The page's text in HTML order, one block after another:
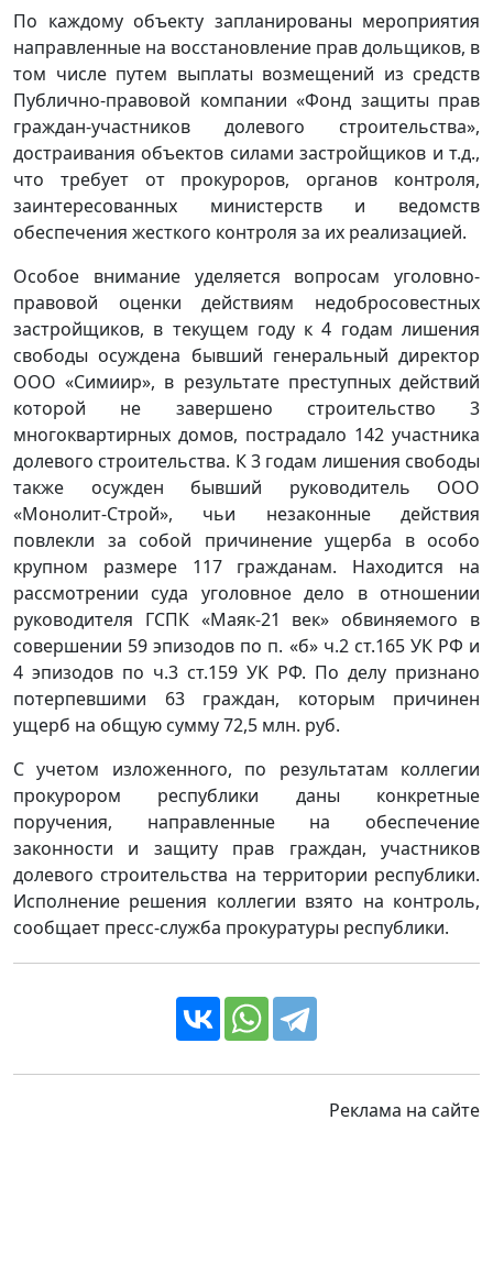
По каждому объекту запланированы мероприятия
направленные на восстановление прав дольщиков, в
том числе путем выплаты возмещений из средств
Публично-правовой компании «Фонд защиты прав
граждан-участников долевого строительства»,
достраивания объектов силами застройщиков и т.д.,
что требует от прокуроров, органов контроля,
заинтересованных министерств и ведомств
обеспечения жесткого контроля за их реализацией.
Особое внимание уделяется вопросам уголовно-
правовой оценки действиям недобросовестных
застройщиков, в текущем году к 4 годам лишения
свободы осуждена бывший генеральный директор
ООО «Симиир», в результате преступных действий
которой не завершено строительство 3
многоквартирных домов, пострадало 142 участника
долевого строительства. К 3 годам лишения свободы
также осужден бывший руководитель ООО
«Монолит-Строй», чьи незаконные действия
повлекли за собой причинение ущерба в особо
крупном размере 117 гражданам. Находится на
рассмотрении суда уголовное дело в отношении
руководителя ГСПК «Маяк-21 век» обвиняемого в
совершении 59 эпизодов по п. «б» ч.2 ст.165 УК РФ и
4 эпизодов по ч.3 ст.159 УК РФ. По делу признано
потерпевшими 63 граждан, которым причинен
ущерб на общую сумму 72,5 млн. руб.
С учетом изложенного, по результатам коллегии
прокурором республики даны конкретные
поручения, направленные на обеспечение
законности и защиту прав граждан, участников
долевого строительства на территории республики.
Исполнение решения коллегии взято на контроль,
сообщает пресс-служба прокуратуры республики.
Реклама на сайте